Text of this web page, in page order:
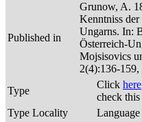
Published in
Grunow, A.
Kenntniss
Ungarns. In:
Österreich-
Mojsisovics
2(4):136-
Type
Click here
check
Type Locality